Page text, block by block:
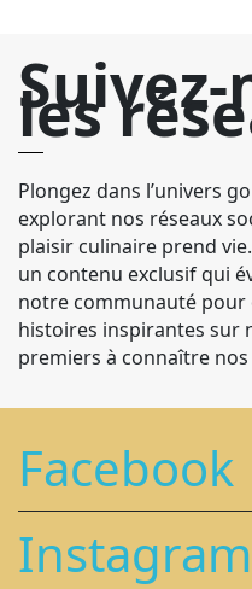
les
Plongez dans l’univers
explorant nos réseaux
plaisir culinaire prend
un contenu exclusif qui
notre communauté pour
histoires inspirantes sur
premiers à connaître
Facebook
Instagram